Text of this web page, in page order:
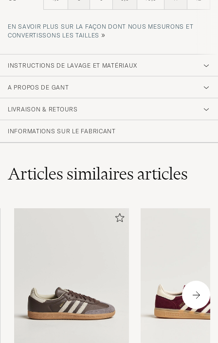
EN SAVOIR PLUS SUR LA FAÇON DONT NOUS MESURONS ET
CONVERTISSONS LES TAILLES »
INSTRUCTIONS DE LAVAGE ET MATÉRIAUX
A PROPOS DE GANT
LIVRAISON & RETOURS
INFORMATIONS SUR LE FABRICANT
Articles similaires articles